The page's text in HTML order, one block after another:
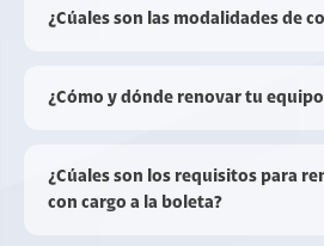
¿Cúales son las modalidades de
¿Cómo y dónde renovar tu
¿Cúales son los requisitos para
con cargo a la boleta?